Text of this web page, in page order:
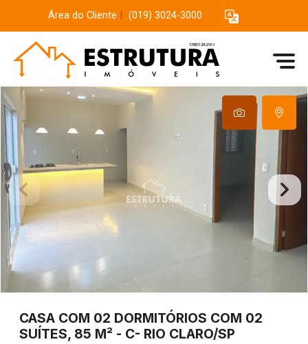
Área do Cliente (019) 3024-3000
CASA COM 02 DORMITÓRIOS COM 02
SUÍTES, 85 M² - C- RIO CLARO/SP